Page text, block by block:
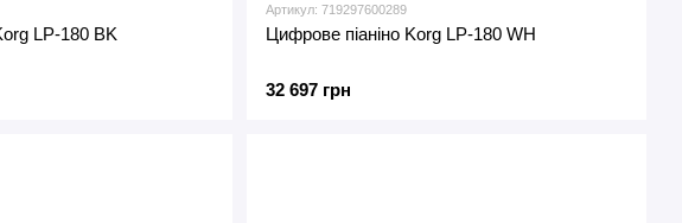
LP-180 BK
Артикул: 719297600289
Цифрове піаніно Korg LP-180 WH
32 697 грн